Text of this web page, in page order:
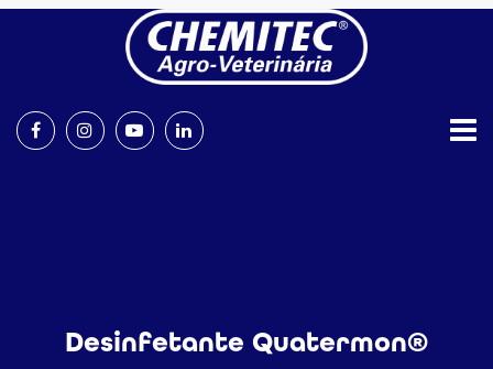
Desinfetante Quatermon®